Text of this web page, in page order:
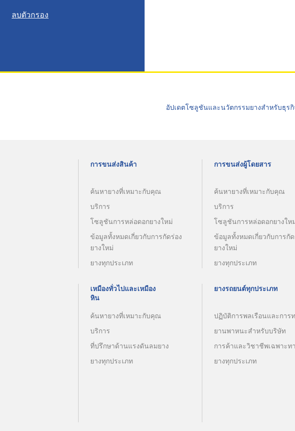
ลบตัวกรอง
อัปเดตโซลูชันและนวัตกรรมยางสำหรับธุร
การขนส่งสินค้า
ค้นหายางที่เหมาะกับคุณ
บริการ
โซลูชันการหล่อดอกยางใหม่
ข้อมูลทั้งหมดเกี่ยวกับการกัดร่อง
ยางใหม่
ยางทุกประเภท
การขนส่งผู้โดยสาร
ค้นหายางที่เหมาะกับคุณ
บริการ
โซลูชันการหล่อดอกยางให
ข้อมูลทั้งหมดเกี่ยวกับการกัด
ยางใหม่
ยางทุกประเภท
เหมืองทั่วไปและเหมือง
หิน
ค้นหายางที่เหมาะกับคุณ
บริการ
ที่ปรึกษาด้านแรงดันลมยาง
ยางทุกประเภท
ยางรถยนต์ทุกประเภท
ปฏิบัติการพลเรือนและการ
ยานพาหนะสำหรับบริษัท
การค้าและวิชาชีพเฉพาะท
ยางทุกประเภท